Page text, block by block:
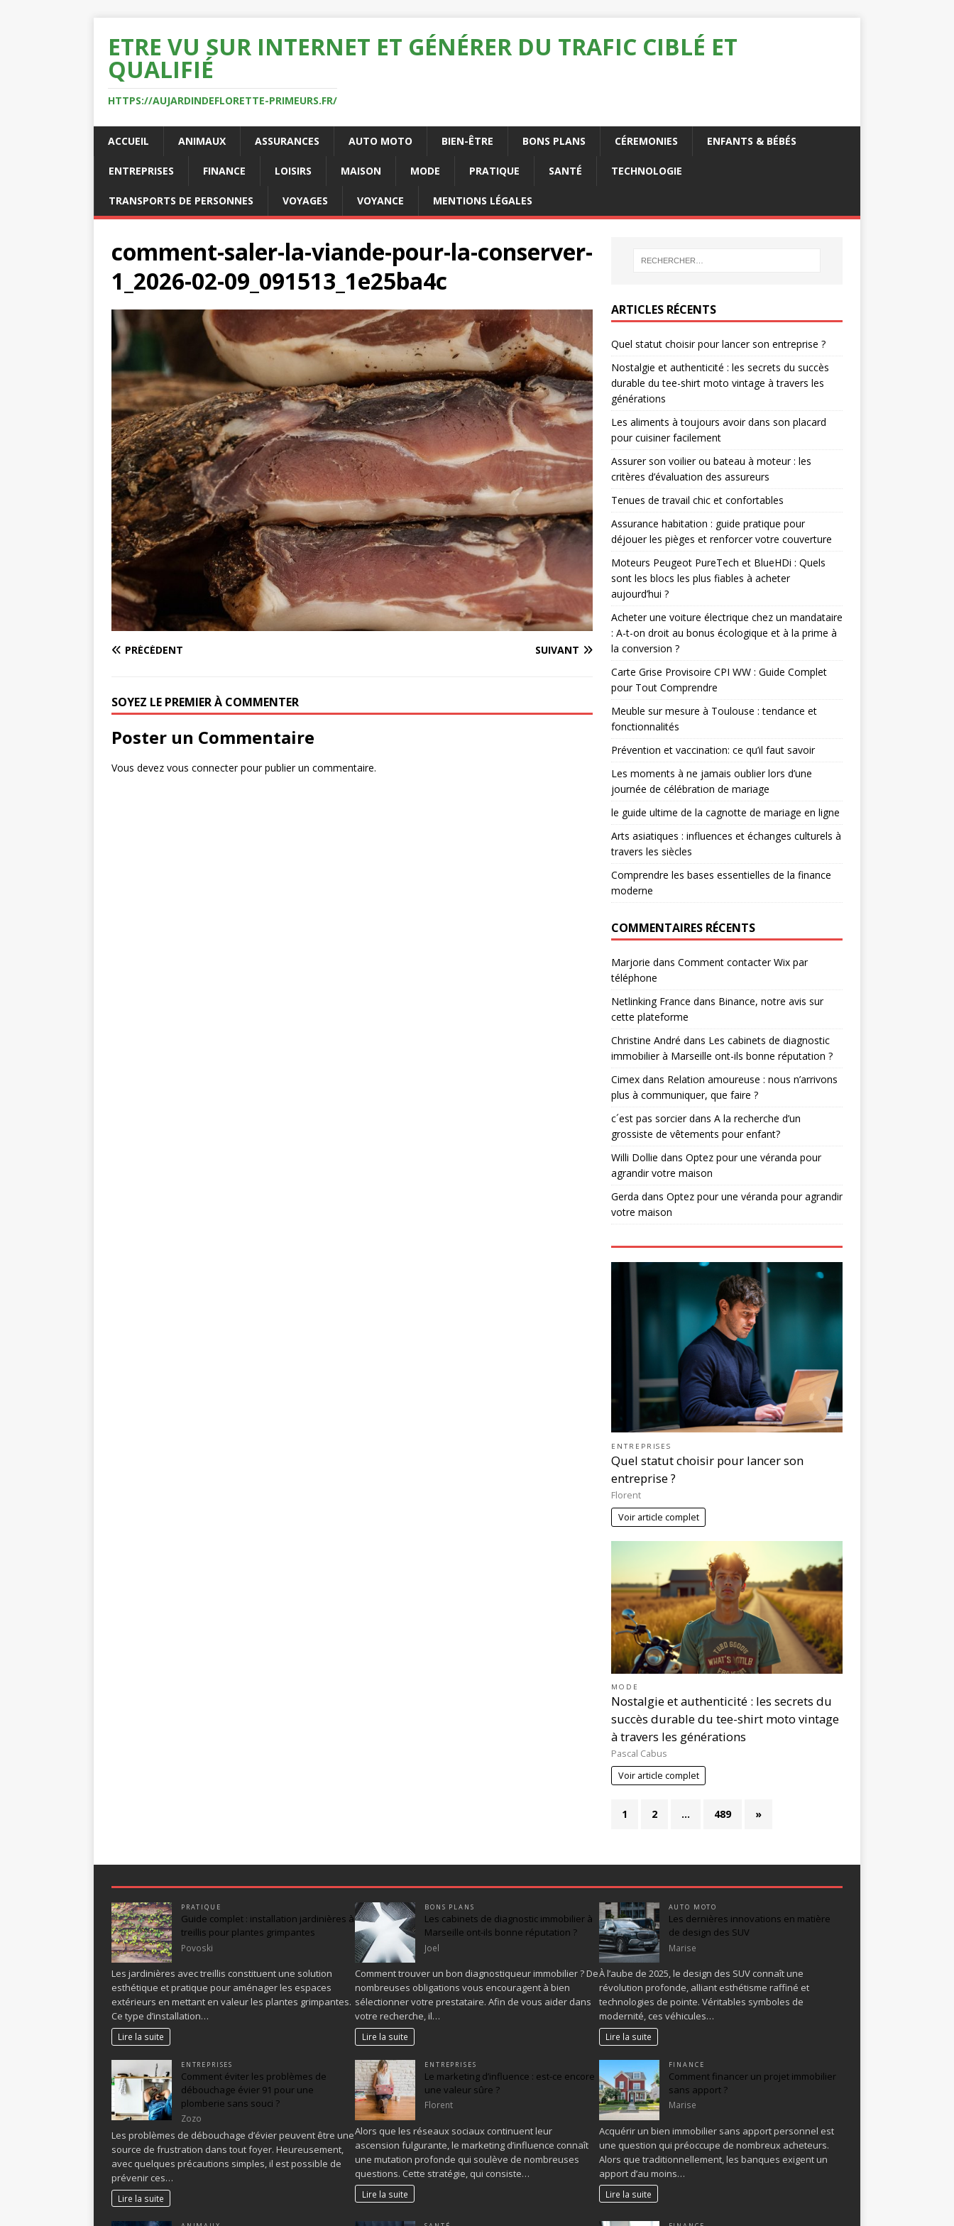
ETRE VU SUR INTERNET ET GÉNÉRER DU TRAFIC CIBLÉ ET
QUALIFIÉ
HTTPS://AUJARDINDEFLORETTE-PRIMEURS.FR/
ACCUEIL ANIMAUX ASSURANCES AUTO MOTO BIEN-ÊTRE BONS PLANS CÉREMONIES ENFANTS & BÉBÉS
ENTREPRISES FINANCE LOISIRS MAISON MODE PRATIQUE SANTÉ TECHNOLOGIE
TRANSPORTS DE PERSONNES VOYAGES VOYANCE MENTIONS LÉGALES
comment-saler-la-viande-pour-la-conserver-
1_2026-02-09_091513_1e25ba4c
PRÉCÉDENT SUIVANT
SOYEZ LE PREMIER À COMMENTER
Poster un Commentaire
Vous devez vous connecterpour publier un commentaire.
ARTICLES RÉCENTS
Quel statut choisir pour lancer son entreprise ?
Nostalgie et authenticité : les secrets du succès
durable du tee-shirt moto vintage à travers les
générations
Les aliments à toujours avoir dans son placard
pour cuisiner facilement
Assurer son voilier ou bateau à moteur : les
critères d’évaluation des assureurs
Tenues de travail chic et confortables
Assurance habitation : guide pratique pour
déjouer les pièges et renforcer votre couverture
Moteurs Peugeot PureTech et BlueHDi : Quels
sont les blocs les plus fiables à acheter
aujourd’hui ?
Acheter une voiture électrique chez un mandataire
: A-t-on droit au bonus écologique et à la prime à
la conversion ?
Carte Grise Provisoire CPI WW : Guide Complet
pour Tout Comprendre
Meuble sur mesure à Toulouse : tendance et
fonctionnalités
Prévention et vaccination: ce qu’il faut savoir
Les moments à ne jamais oublier lors d’une
journée de célébration de mariage
le guide ultime de la cagnotte de mariage en ligne
Arts asiatiques : influences et échanges culturels à
travers les siècles
Comprendre les bases essentielles de la finance
moderne
COMMENTAIRES RÉCENTS
Marjorie dans Comment contacter Wix par
téléphone
Netlinking France dans Binance, notre avis sur
cette plateforme
Christine André dans Les cabinets de diagnostic
immobilier à Marseille ont-ils bonne réputation ?
Cimexdans Relation amoureuse : nous n’arrivons
plus à communiquer, que faire ?
c´est pas sorcierdans A la recherche d’un
grossiste de vêtements pour enfant?
Willi Dollie dans Optez pour une véranda pour
agrandir votre maison
Gerda dans Optez pour une véranda pour agrandir
votre maison
ENTREPRISES
Quel statut choisir pour lancer son
entreprise ?
Florent
Voir article complet
MODE
Nostalgie et authenticité : les secrets du
succès durable du tee-shirt moto vintage
à travers les générations
Pascal Cabus
Voir article complet
1 2 … 489 »
PRATIQUE
Guide complet : installation jardinières à
treillis pour plantes grimpantes
Povoski
Les jardinières avec treillis constituent une solution
esthétique et pratique pour aménager les espaces
extérieurs en mettant en valeur les plantes grimpantes.
Ce type d’installation…
Lire la suite
BONS PLANS
Les cabinets de diagnostic immobilier à
Marseille ont-ils bonne réputation ?
Joel
Comment trouver un bon diagnostiqueur immobilier ? De
nombreuses obligations vous encouragent à bien
sélectionner votre prestataire. Afin de vous aider dans
votre recherche, il…
Lire la suite
AUTO MOTO
Les dernières innovations en matière
de design des SUV
Marise
À l’aube de 2025, le design des SUV connaît une
révolution profonde, alliant esthétisme raffiné et
technologies de pointe. Véritables symboles de
modernité, ces véhicules…
Lire la suite
ENTREPRISES
Comment éviter les problèmes de
débouchage évier 91 pour une
plomberie sans souci ?
Zozo
Les problèmes de débouchage d’évier peuvent être une
source de frustration dans tout foyer. Heureusement,
avec quelques précautions simples, il est possible de
prévenir ces…
Lire la suite
ENTREPRISES
Le marketing d’influence : est-ce encore
une valeur sûre ?
Florent
Alors que les réseaux sociaux continuent leur
ascension fulgurante, le marketing d’influence connaît
une mutation profonde qui soulève de nombreuses
questions. Cette stratégie, qui consiste…
Lire la suite
FINANCE
Comment financer un projet immobilier
sans apport ?
Marise
Acquérir un bien immobilier sans apport personnel est
une question qui préoccupe de nombreux acheteurs.
Alors que traditionnellement, les banques exigent un
apport d’au moins…
Lire la suite